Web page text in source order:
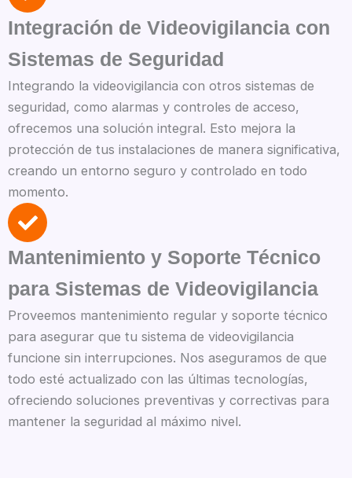
Integración de Videovigilancia con
Sistemas de Seguridad
Integrando la videovigilancia con otros sistemas de
seguridad, como alarmas y controles de acceso,
ofrecemos una solución integral. Esto mejora la
protección de tus instalaciones de manera significativa,
creando un entorno seguro y controlado en todo
momento.
Mantenimiento y Soporte Técnico
para Sistemas de Videovigilancia
Proveemos mantenimiento regular y soporte técnico
para asegurar que tu sistema de videovigilancia
funcione sin interrupciones. Nos aseguramos de que
todo esté actualizado con las últimas tecnologías,
ofreciendo soluciones preventivas y correctivas para
mantener la seguridad al máximo nivel.